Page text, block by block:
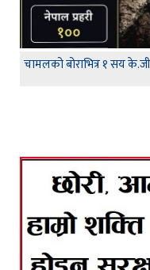
चामलको बोराभित्र १ सय